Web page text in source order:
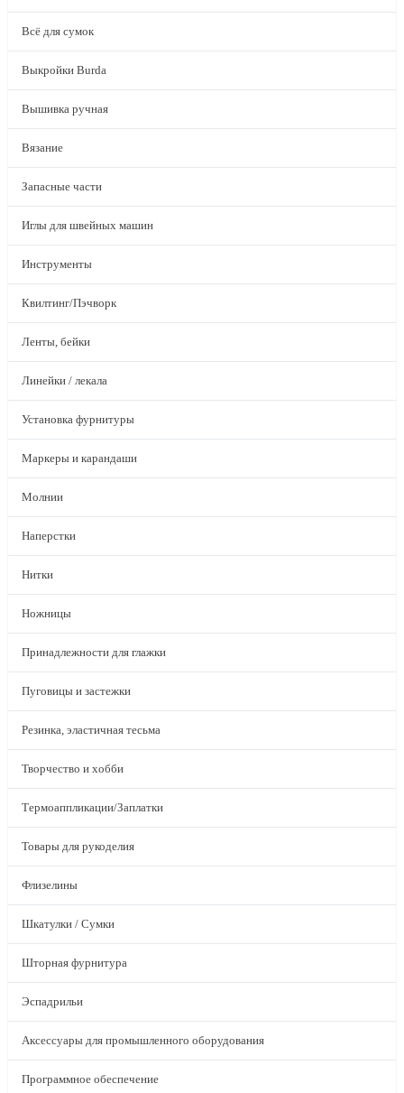
Всё для сумок
Выкройки Burda
Вышивка ручная
Вязание
Запасные части
Иглы для швейных машин
Инструменты
Квилтинг/Пэчворк
Ленты, бейки
Линейки / лекала
Установка фурнитуры
Маркеры и карандаши
Молнии
Наперстки
Нитки
Ножницы
Принадлежности для глажки
Пуговицы и застежки
Резинка, эластичная тесьма
Творчество и хобби
Термоаппликации/Заплатки
Товары для рукоделия
Флизелины
Шкатулки / Сумки
Шторная фурнитура
Эспадрильи
Аксессуары для промышленного оборудования
Программное обеспечение